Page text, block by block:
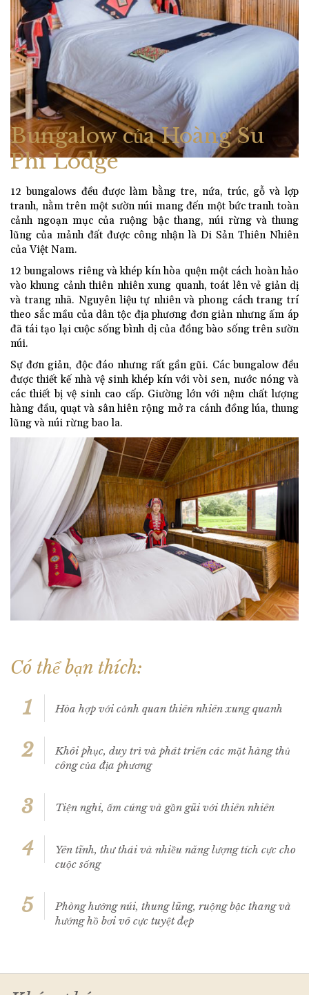
Bungalow của Hoàng Su
Phì Lodge
12 bungalows đều được làm bằng tre, nứa, trúc, gỗ và lợp
tranh, nằm trên một sườn núi mang đến một bức tranh toàn
cảnh ngoạn mục của ruộng bậc thang, núi rừng và thung
lũng của mảnh đất được công nhận là Di Sản Thiên Nhiên
của Việt Nam.
12 bungalows riêng và khép kín hòa quện một cách hoàn hảo
vào khung cảnh thiên nhiên xung quanh, toát lên vẻ giản dị
và trang nhã. Nguyên liệu tự nhiên và phong cách trang trí
theo sắc mầu của dân tộc địa phương đơn giản nhưng ấm áp
đã tái tạo lại cuộc sống bình dị của đồng bào sống trên sườn
núi.
Sự đơn giản, độc đáo nhưng rất gần gũi. Các bungalow đều
được thiết kế nhà vệ sinh khép kín với vòi sen, nước nóng và
các thiết bị vệ sinh cao cấp. Giường lớn với nệm chất lượng
hàng đầu, quạt và sân hiên rộng mở ra cánh đồng lúa, thung
lũng và núi rừng bao la.
Có thể bạn thích:
1 Hòa hợp với cảnh quan thiên nhiên xung quanh
2
Khôi phục, duy trì và phát triển các mặt hàng thủ
công của địa phương
3 Tiện nghi, ấm cúng và gần gũi với thiên nhiên
4
Yên tĩnh, thư thái và nhiều năng lượng tích cực cho
cuộc sống
5
Phòng hướng núi, thung lũng, ruộng bậc thang và
hướng hồ bơi vô cực tuyệt đẹp